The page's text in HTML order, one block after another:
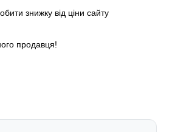
знижку від ціни сайту
продавця!